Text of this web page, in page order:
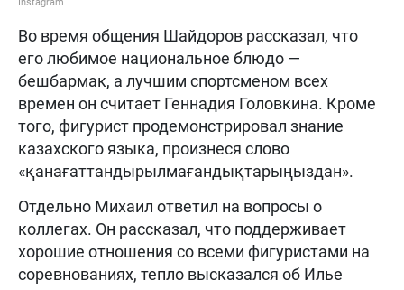
Во время общения Шайдоров рассказал, что
его любимое национальное блюдо —
бешбармак, а лучшим спортсменом всех
времен он считает Геннадия Головкина. Кроме
того, фигурист продемонстрировал знание
казахского языка, произнеся слово
«қанағаттандырылмағандықтарыңыздан».
Отдельно Михаил ответил на вопросы о
коллегах. Он рассказал, что поддерживает
хорошие отношения со всеми фигуристами на
соревнованиях, тепло высказался об Илье